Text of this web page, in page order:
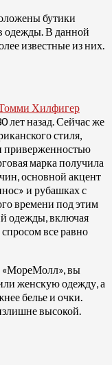
бутики
одежды. В данной
известные из них.
Хилфигер
лет назад. Сейчас же
стиля,
приверженностью
марка получила
основной акцент
и рубашках с
времени под этим
одежды, включая
все равно
«МореМолл», вы
женскую одежду, а
белье и очки.
высокой.